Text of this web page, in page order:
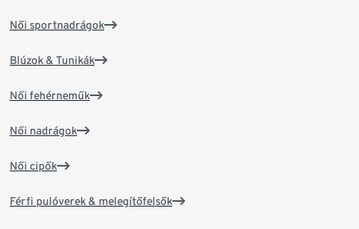
Női sportnadrágok
Blúzok & Tunikák
Női fehérneműk
Női nadrágok
Női cipők
Férfi pulóverek & melegítőfelsők